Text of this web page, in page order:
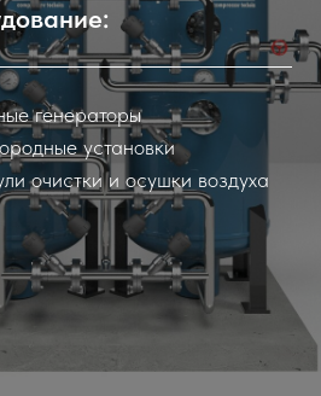
генераторы
установки
очистки и осушки воздуха